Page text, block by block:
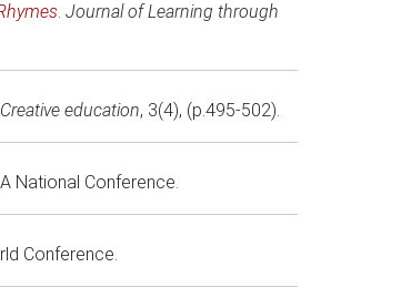
. Journal of Learning through
Creative education, 3(4), (p.495-502).
National Conference.
Conference.